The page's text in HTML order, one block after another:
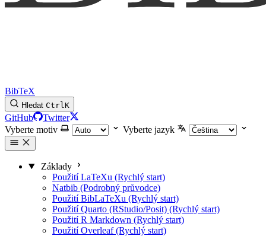
BibTeX
Hledat CtrlK
GitHub
Twitter
Vyberte motiv
Vyberte jazyk
Základy
Použití LaTeXu (Rychlý start)
Natbib (Podrobný průvodce)
Použití BibLaTeXu (Rychlý start)
Použití Quarto (RStudio/Posit) (Rychlý start)
Použití R Markdown (Rychlý start)
Použití Overleaf (Rychlý start)